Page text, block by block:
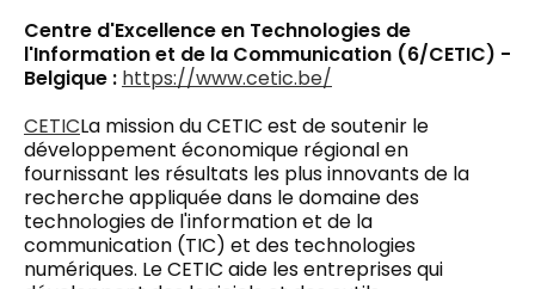
Centre d'Excellence en Technologies de
l'Information et de la Communication (6/CETIC) -
Belgique : https://www.cetic.be/
CETICLa mission du CETIC est de soutenir le
développement économique régional en
fournissant les résultats les plus innovants de la
recherche appliquée dans le domaine des
technologies de l'information et de la
communication (TIC) et des technologies
numériques. Le CETIC aide les entreprises qui